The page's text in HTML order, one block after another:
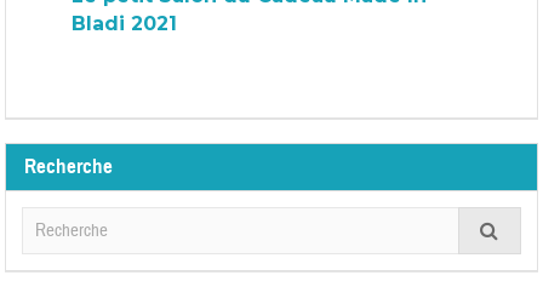
Bladi 2021
Recherche